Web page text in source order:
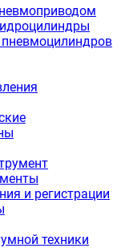
и регистрации
техники